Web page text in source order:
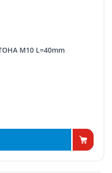
M10 L=40mm